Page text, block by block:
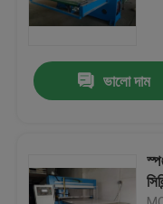
পণ্য
ভালো দাম